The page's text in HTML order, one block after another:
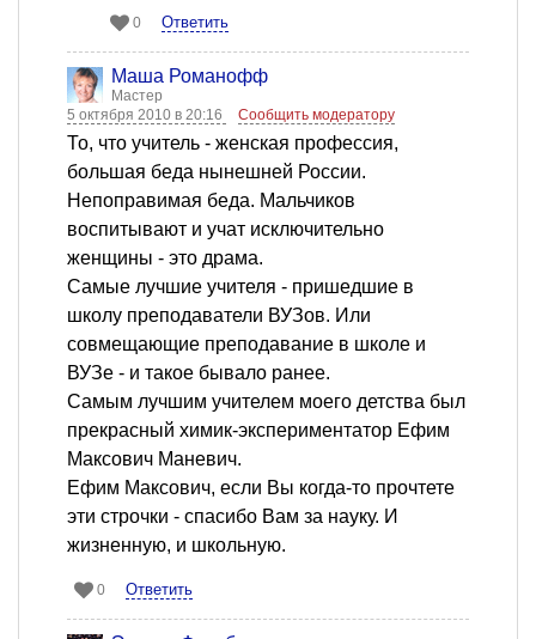
0 Ответить
Mаша Романофф
Мастер
5 октября 2010 в 20:16
Сообщить модератору
То, что учитель - женская профессия,
большая беда нынешней России.
Непоправимая беда. Мальчиков
воспитывают и учат исключительно
женщины - это драма.
Самые лучшие учителя - пришедшие в
школу преподаватели ВУЗов. Или
совмещающие преподавание в школе и
ВУЗе - и такое бывало ранее.
Самым лучшим учителем моего детства был
прекрасный химик-экспериментатор Ефим
Максович Маневич.
Ефим Максович, если Вы когда-то прочтете
эти строчки - спасибо Вам за науку. И
жизненную, и школьную.
0 Ответить